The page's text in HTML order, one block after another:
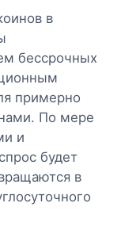
в
бессрочных
примерно
По мере
и
будет
в